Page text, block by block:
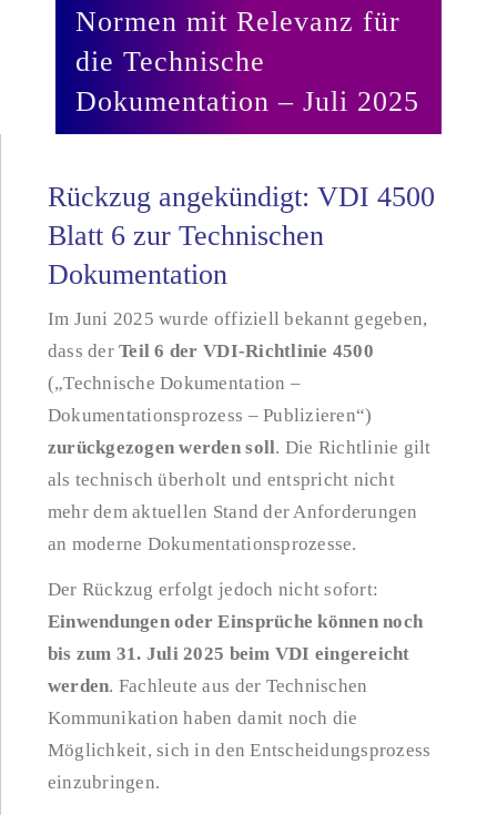
Normen mit Relevanz für
die Technische
Dokumentation – Juli 2025
Rückzug angekündigt: VDI 4500
Blatt 6 zur Technischen
Dokumentation
Im Juni 2025 wurde offiziell bekannt gegeben,
dass derTeil 6 der VDI-Richtlinie 4500
(„Technische Dokumentation –
Dokumentationsprozess – Publizieren“)
zurückgezogen werden soll. Die Richtlinie gilt
als technisch überholt und entspricht nicht
mehr dem aktuellen Stand der Anforderungen
an moderne Dokumentationsprozesse.
Der Rückzug erfolgt jedoch nicht sofort:
Einwendungen oder Einsprüche können noch
bis zum 31. Juli 2025 beim VDI eingereicht
werden. Fachleute aus der Technischen
Kommunikation haben damit noch die
Möglichkeit, sich in den Entscheidungsprozess
einzubringen.